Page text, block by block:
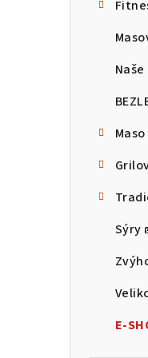
Maso
Sýry
E-